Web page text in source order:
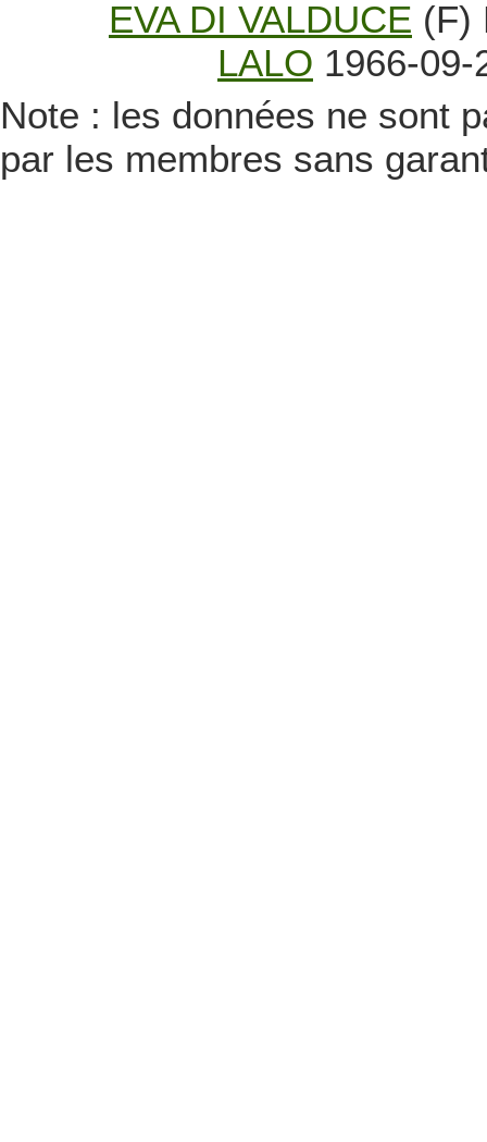
EVA DI VALDUCE (F)
LALO 1966-
Note : les données ne sont
par les membres sans